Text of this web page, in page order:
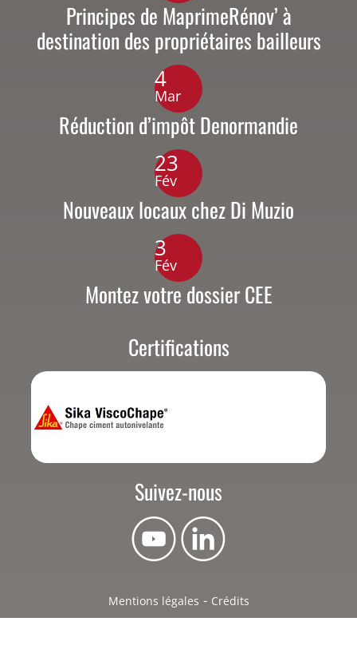
Principes de MaprimeRénov’ à
destination des propriétaires bailleurs
4
Mar
Réduction d’impôt Denormandie
23
Fév
Nouveaux locaux chez Di Muzio
3
Fév
Montez votre dossier CEE
Certifications
Suivez-nous
Mentions légales Crédits